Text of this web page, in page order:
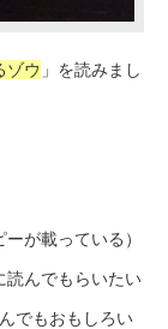
ゾウ 」を読みまし
が載っている）
読んでもらいたい
でもおもしろい